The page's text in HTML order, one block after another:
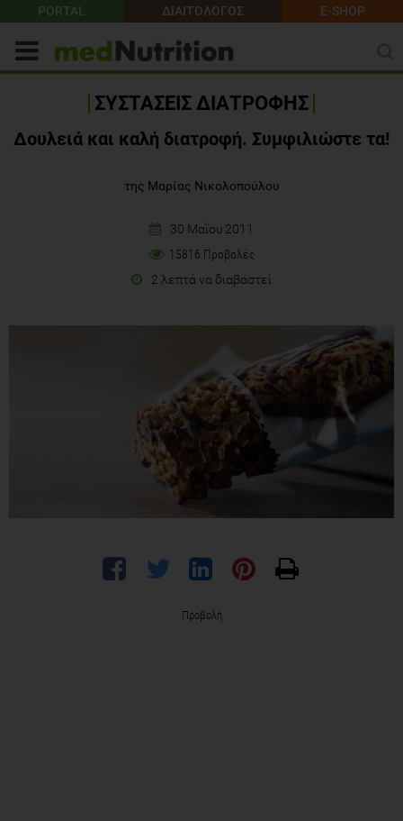
PORTAL ΔΙΑΙΤΟΛΟΓΟΣ E-SHOP
ΣΥΣΤΑΣΕΙΣ ΔΙΑΤΡΟΦΗΣ
Δουλειά και καλή διατροφή. Συμφιλιώστε τα!
της Μαρίας Νικολοπούλου
30 Μαΐου 2011
15816 Προβολές
2 λεπτά να διαβαστεί
Προβολή